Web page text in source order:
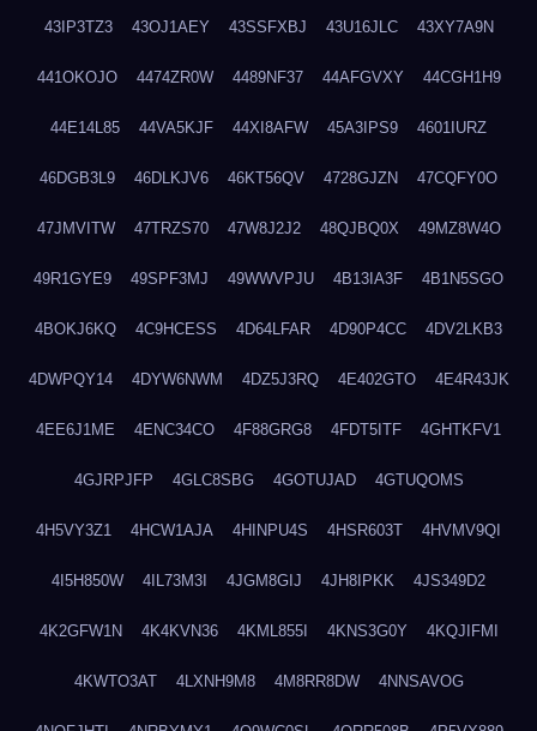
43IP3TZ3 43OJ1AEY 43SSFXBJ 43U16JLC 43XY7A9N
441OKOJO 4474ZR0W 4489NF37 44AFGVXY 44CGH1H9
44E14L85 44VA5KJF 44XI8AFW 45A3IPS9 4601IURZ
46DGB3L9 46DLKJV6 46KT56QV 4728GJZN 47CQFY0O
47JMVITW 47TRZS70 47W8J2J2 48QJBQ0X 49MZ8W4O
49R1GYE9 49SPF3MJ 49WWVPJU 4B13IA3F 4B1N5SGO
4BOKJ6KQ 4C9HCESS 4D64LFAR 4D90P4CC 4DV2LKB3
4DWPQY14 4DYW6NWM 4DZ5J3RQ 4E402GTO 4E4R43JK
4EE6J1ME 4ENC34CO 4F88GRG8 4FDT5ITF 4GHTKFV1
4GJRPJFP 4GLC8SBG 4GOTUJAD 4GTUQOMS
4H5VY3Z1 4HCW1AJA 4HINPU4S 4HSR603T 4HVMV9QI
4I5H850W 4IL73M3I 4JGM8GIJ 4JH8IPKK 4JS349D2
4K2GFW1N 4K4KVN36 4KML855I 4KNS3G0Y 4KQJIFMI
4KWTO3AT 4LXNH9M8 4M8RR8DW 4NNSAVOG